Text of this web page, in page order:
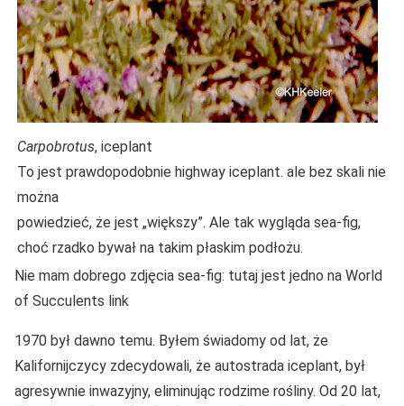
Carpobrotus, iceplant
To jest prawdopodobnie highway iceplant. ale bez skali nie
można
powiedzieć, że jest „większy”. Ale tak wygląda sea-fig,
choć rzadko bywał na takim płaskim podłożu.
Nie mam dobrego zdjęcia sea-fig: tutaj jest jedno na World
of Succulents link
1970 był dawno temu. Byłem świadomy od lat, że
Kalifornijczycy zdecydowali, że autostrada iceplant, był
agresywnie inwazyjny, eliminując rodzime rośliny. Od 20 lat,